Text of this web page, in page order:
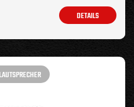
DETAILS
LAUTSPRECHER